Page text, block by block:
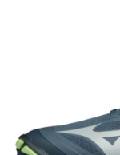
KONTAKT